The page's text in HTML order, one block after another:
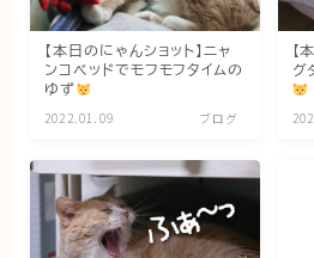
ゆずとシンバの日常
ねこの部屋
猫の健康・ケア関連
猫の行動学・不思議な習性
猫と人間の共生・社会問題
猫の雑学・トリビア
【本日のにゃんショット】ニャ
ンコベッドでモフモフタイムの
ゆず
2022.01.09 ブログ
【
グ